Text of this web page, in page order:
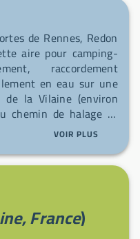
de Rennes, Redon
aire pour camping-
raccordement
en eau sur une
de la Vilaine (environ
chemin de halage et
elle bénéficie d’un
propice aux
en kayak sur la
l’aire à l’espace
camping-caristes un
un marché
VOIR PLUS
France)